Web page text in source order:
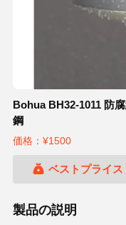
Bohua BH32-1011 防
鋼
価格：¥1500
ベストプライス
製品の説明